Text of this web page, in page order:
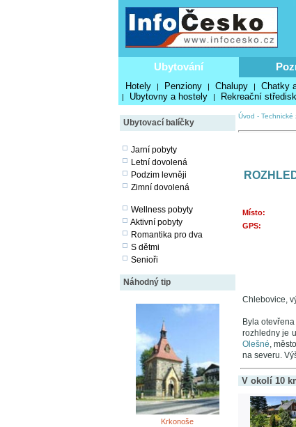
Ubytování
Hotely | Penziony | Chalupy | Chatky
| Ubytovny a hostely | Rekreační
Ubytovací balíčky
Jarní pobyty
Letní dovolená
Podzim levněji
Zimní dovolená
Wellness pobyty
Aktivní pobyty
Romantika pro dva
S dětmi
Senioři
Náhodný tip
Krkonoše
Úvod - Technické
Místo:
GPS:
Chlebovice,
Byla
rozhledny je
Olešné,
na severu.
V okolí 10